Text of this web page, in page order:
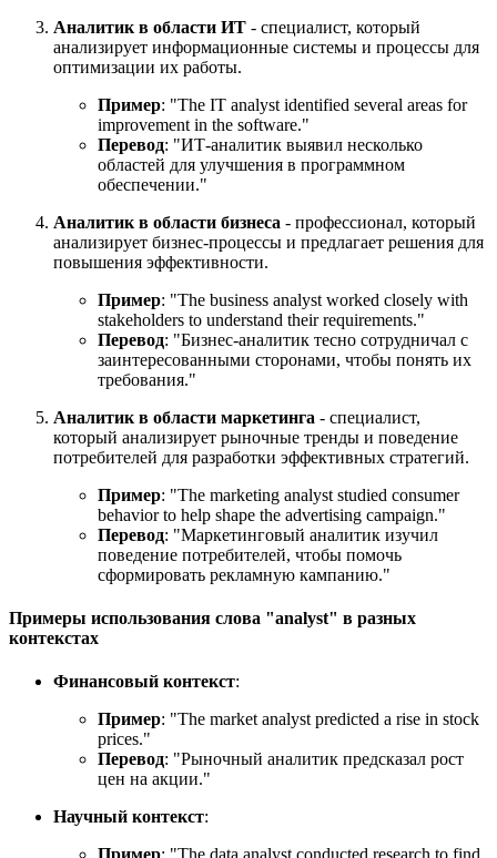
Аналитик в области ИТ - специалист, который
анализирует информационные системы и процессы для
оптимизации их работы.
Пример: "The IT analyst identified several areas for
improvement in the software."
Перевод: "ИТ-аналитик выявил несколько
областей для улучшения в программном
обеспечении."
Аналитик в области бизнеса - профессионал, который
анализирует бизнес-процессы и предлагает решения для
повышения эффективности.
Пример: "The business analyst worked closely with
stakeholders to understand their requirements."
Перевод: "Бизнес-аналитик тесно сотрудничал с
заинтересованными сторонами, чтобы понять их
требования."
Аналитик в области маркетинга - специалист,
который анализирует рыночные тренды и поведение
потребителей для разработки эффективных стратегий.
Пример: "The marketing analyst studied consumer
behavior to help shape the advertising campaign."
Перевод: "Маркетинговый аналитик изучил
поведение потребителей, чтобы помочь
сформировать рекламную кампанию."
Примеры использования слова "analyst" в разных
контекстах
Финансовый контекст:
Пример: "The market analyst predicted a rise in stock
prices."
Перевод: "Рыночный аналитик предсказал рост
цен на акции."
Научный контекст: